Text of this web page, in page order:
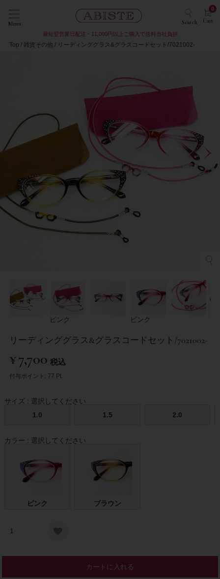
Menu Search Cart
0
最短翌営業日配送・11,000円以上ご購入で送料当社負担
Top 雑貨その他 リーディンググラス&グラスコードセット/7021002-
ピンク ピンク
リーディンググラス&グラスコードセット/7021002-
¥7,700 税込
付与ポイント: 77 Pt.
サイズ
選択してください
1.0
1.5 2.0
カラー 選択してください
ピンク ブラウン
カートに入れる